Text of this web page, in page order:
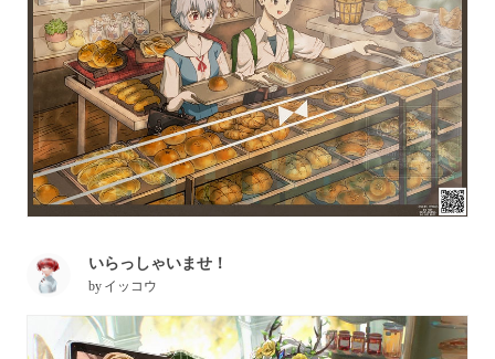
いらっしゃいませ！
by イッコウ